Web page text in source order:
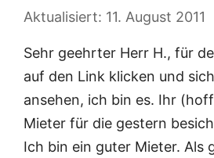
11. August 2011
Sehr geehrter Herr H., für
auf den Link klicken und
ansehen, ich bin es. Ihr
Mieter für die gestern
Ich bin ein guter Mieter. Als